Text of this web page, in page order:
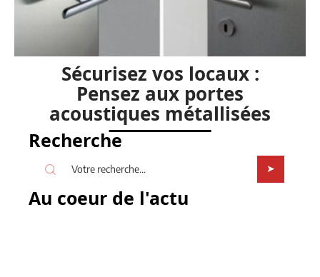
Sécurisez vos locaux :
Pensez aux portes
acoustiques métallisées
Recherche
Au coeur de l'actu